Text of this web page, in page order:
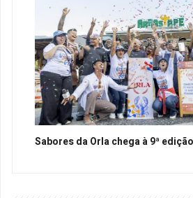
Sabores da Orla chega à 9ª